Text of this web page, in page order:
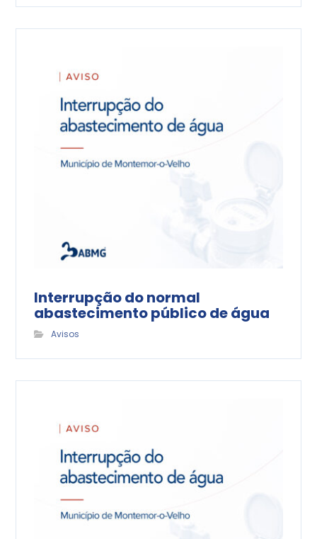
Interrupção do normal
abastecimento público de água
Avisos